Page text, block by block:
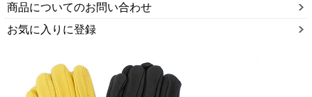
商品についてのお問い合わせ
お気に入りに登録